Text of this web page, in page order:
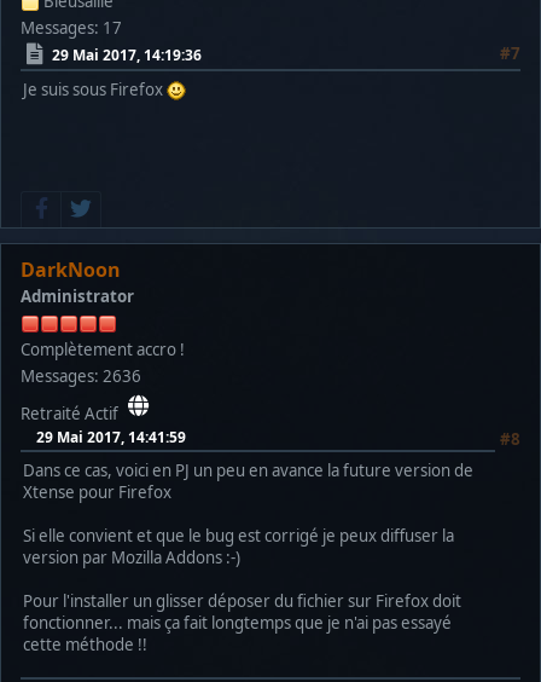
Messages: 17
29 Mai 2017, 14:19:36
#7
Je suis sous Firefox
DarkNoon
Administrator
Complètement accro !
Messages: 2636
Retraité Actif
29 Mai 2017, 14:41:59
#8
Dans ce cas, voici en PJ un peu en avance la future version de
Xtense pour Firefox
Si elle convient et que le bug est corrigé je peux diffuser la
version par Mozilla Addons :-)
Pour l'installer un glisser déposer du fichier sur Firefox doit
fonctionner... mais ça fait longtemps que je n'ai pas essayé
cette méthode !!